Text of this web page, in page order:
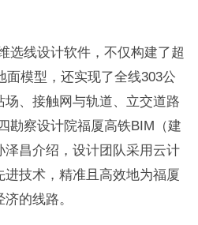
选线设计软件，不仅构建了超
面模型，还实现了全线303公
场、接触网与轨道、立交道路
勘察设计院福厦高铁BIM（建
昌介绍，设计团队采用云计
技术，精准且高效地为福厦
的线路。